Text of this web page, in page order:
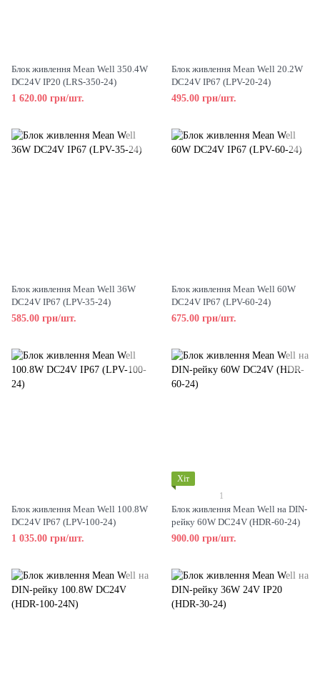
Блок живлення Mean Well 350.4W
DC24V IP20 (LRS-350-24)
1 620.00 грн/шт.
Блок живлення Mean Well 20.2W
DC24V IP67 (LPV-20-24)
495.00 грн/шт.
Блок живлення Mean Well 36W
DC24V IP67 (LPV-35-24)
585.00 грн/шт.
Блок живлення Mean Well 60W
DC24V IP67 (LPV-60-24)
675.00 грн/шт.
Блок живлення Mean Well 100.8W
DC24V IP67 (LPV-100-24)
1 035.00 грн/шт.
Хіт
1
Блок живлення Mean Well на DIN-
рейку 60W DC24V (HDR-60-24)
900.00 грн/шт.